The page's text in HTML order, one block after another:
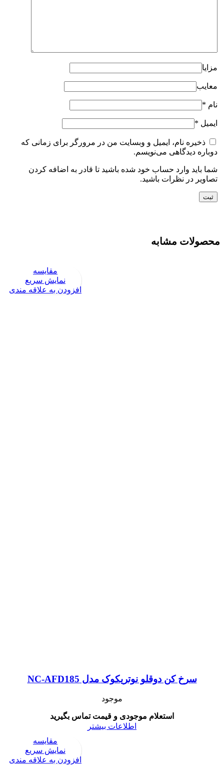
مزایا
معایب
نام *
ایمیل *
ذخیره نام، ایمیل و وبسایت من در مرورگر برای زمانی که
دوباره دیدگاهی می‌نویسم.
شما باید وارد حساب خود شده باشید تا قادر به اضافه کردن
تصاویر در نظرات باشید.
محصولات مشابه
مقايسه
نمایش سریع
افزودن به علاقه مندی
سرخ کن دوقلو نوتریکوک مدل NC-AFD185
موجود
استعلام موجودی و قیمت تماس بگیرید
اطلاعات بیشتر
مقايسه
نمایش سریع
افزودن به علاقه مندی